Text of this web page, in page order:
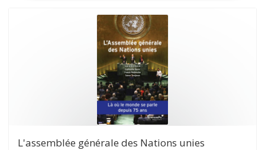
L'assemblée générale des Nations unies